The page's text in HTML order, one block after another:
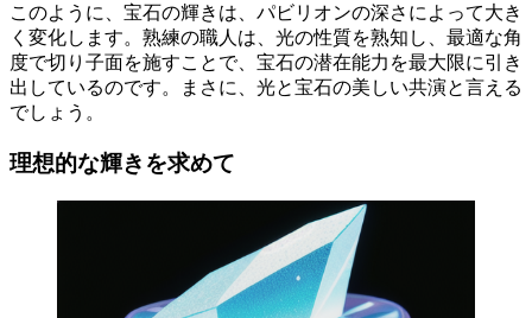
このように、 宝石の輝きは、パビリオンの深さによって大き
く変化します。熟練の職人は、光の性質を熟知し、最適な角
度で切り子面を施すことで、宝石の潜在能力を最大限に引き
出しているのです。まさに、光と宝石の美しい共演と言える
でしょう。
理想的な輝きを求めて